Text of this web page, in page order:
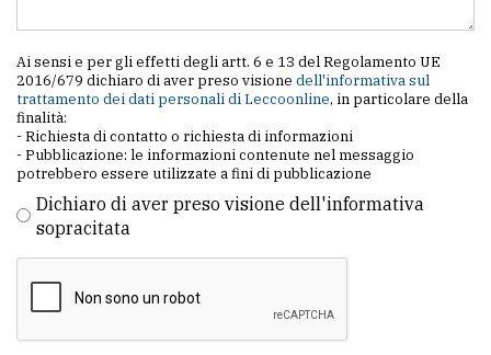
Ai sensi e per gli effetti degli artt. 6 e 13 del Regolamento UE
2016/679 dichiaro di aver preso visione dell'informativa sul
trattamento dei dati personali di Leccoonline, in particolare della
finalità:
- Richiesta di contatto o richiesta di informazioni
- Pubblicazione: le informazioni contenute nel messaggio
potrebbero essere utilizzate a fini di pubblicazione
Dichiaro di aver preso visione dell'informativa
sopracitata